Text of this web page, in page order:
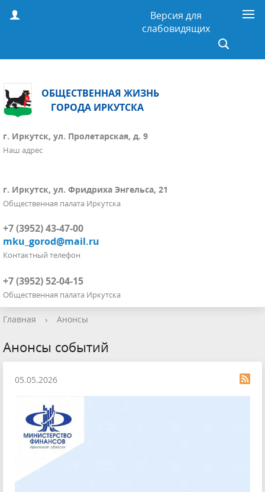
Версия для
слабовидящих
ОБЩЕСТВЕННАЯ ЖИЗНЬ
ГОРОДА ИРКУТСКА
г. Иркутск, ул. Пролетарская, д. 9
Наш адрес
г. Иркутск, ул. Фридриха Энгельса, 21
Общественная палата Иркутска
+7 (3952) 43-47-00
mku_gorod@mail.ru
Контактный телефон
+7 (3952) 52-04-15
Общественная палата Иркутска
Главная › Анонсы
Анонсы событий
05.05.2026